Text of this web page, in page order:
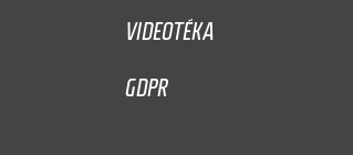
VIDEOTÉKA
GDPR